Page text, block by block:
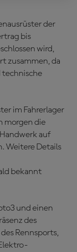
der
bis
wird,
zusammen, da
technische
im Fahrerlager
morgen die
auf
Weitere Details
bekannt
und einen
des
Rennsports,